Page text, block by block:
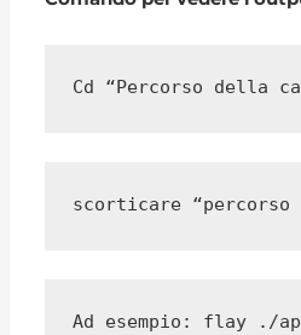
Cd “Percorso della
scorticare
Ad esempio: flay